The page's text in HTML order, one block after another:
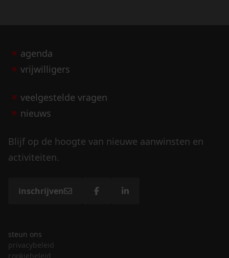
agenda
vrijwilligers
veelgestelde vragen
nieuws
Blijf op de hoogte van nieuwe aanwinsten en
activiteiten.
inschrijven
steun ons
privacybeleid
cookiebeleid